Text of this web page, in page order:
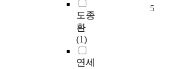
도종
환
(1)
연세
5